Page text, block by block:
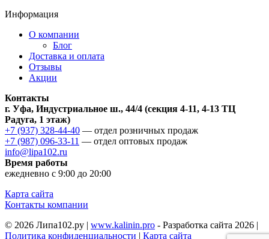
Информация
О компании
Блог
Доставка и оплата
Отзывы
Акции
Контакты
г. Уфа, Индустриальное ш., 44/4 (секция 4-11, 4-13 ТЦ
Радуга, 1 этаж)
+7 (937) 328-44-40 — отдел розничных продаж
+7 (987) 096-33-11 — отдел оптовых продаж
info@lipa102.ru
Время работы
ежедневно с 9:00 до 20:00
Карта сайта
Контакты компании
© 2026 Липа102.ру | www.kalinin.pro - Разработка сайта 2026 |
Политика конфиденциальности | Карта сайта